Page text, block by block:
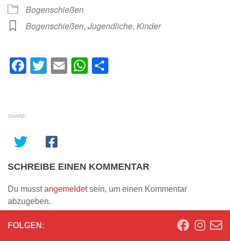
Bogenschießen
Bogenschießen, Jugendliche, Kinder
Facebook
Twitter
EmailWhatsApp
SHARE
SCHREIBE EINEN KOMMENTAR
Du musstangemeldetsein, um einen Kommentar
abzugeben.
FOLGEN: